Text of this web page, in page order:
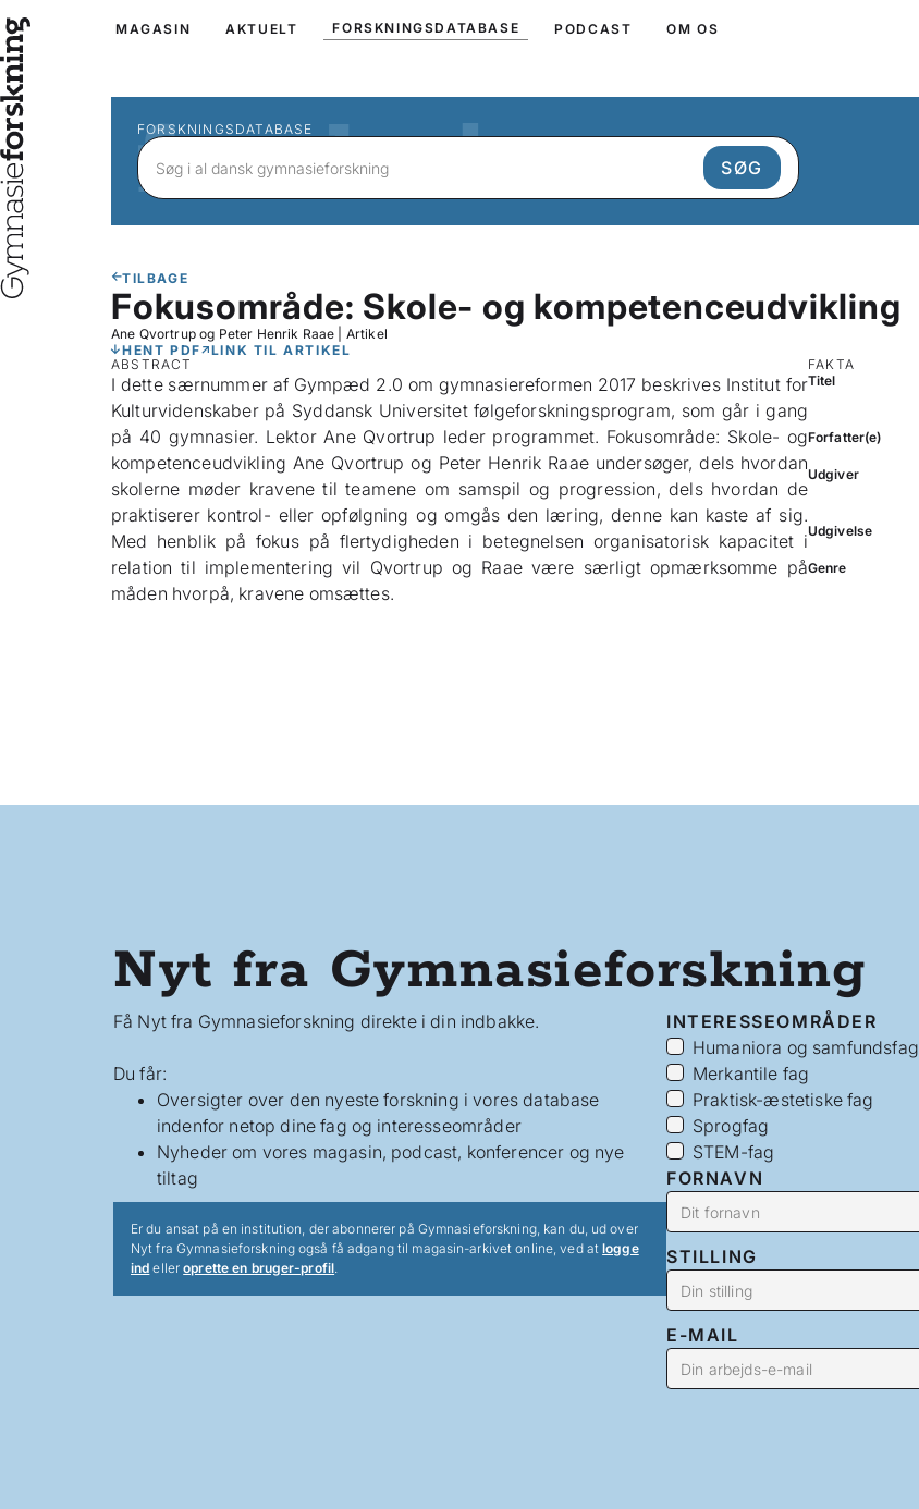
MAGASIN AKTUELT FORSKNINGSDATABASE PODCAST OM OS
FORSKNINGSDATABASE
TILBAGE
Fokusområde: Skole- og kompetenceudvikling
Ane Qvortrup og Peter Henrik Raae
Artikel
HENT PDF
LINK TIL ARTIKEL
ABSTRACT
I dette særnummer af Gympæd 2.0 om gymnasiereformen 2017 beskrives Institut for
Kulturvidenskaber på Syddansk Universitet følgeforskningsprogram, som går i gang
på 40 gymnasier. Lektor Ane Qvortrup leder programmet. Fokusområde: Skole- og
kompetenceudvikling Ane Qvortrup og Peter Henrik Raae undersøger, dels hvordan
skolerne møder kravene til teamene om samspil og progression, dels hvordan de
praktiserer kontrol- eller opfølgning og omgås den læring, denne kan kaste af sig.
Med henblik på fokus på flertydigheden i betegnelsen organisatorisk kapacitet i
relation til implementering vil Qvortrup og Raae være særligt opmærksomme på
måden hvorpå, kravene omsættes.
FAKTA
Titel
Forfatter(e)
Udgiver
Udgivelse
Genre
Nyt fra Gymnasieforskning
Få Nyt fra Gymnasieforskning direkte i din indbakke.
Du får:
Oversigter over den nyeste forskning i vores database
indenfor netop dine fag og interesseområder
Nyheder om vores magasin, podcast, konferencer og nye
tiltag
Er du ansat på en institution, der abonnerer på Gymnasieforskning, kan du, ud over
Nyt fra Gymnasieforskning også få adgang til magasin-arkivet online, ved atlogge
ind elleroprette en bruger-profil.
INTERESSEOMRÅDER
Humaniora og samfundsfag
Merkantile fag
Praktisk-æstetiske fag
Sprogfag
STEM-fag
FORNAVN
STILLING
E-MAIL